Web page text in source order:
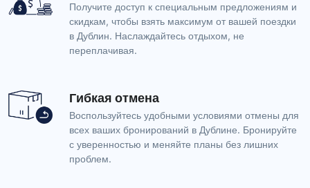
Получите доступ к специальным предложениям и
скидкам, чтобы взять максимум от вашей поездки
в Дублин. Наслаждайтесь отдыхом, не
переплачивая.
Гибкая отмена
Воспользуйтесь удобными условиями отмены для
всех ваших бронирований в Дублине. Бронируйте
с уверенностью и меняйте планы без лишних
проблем.